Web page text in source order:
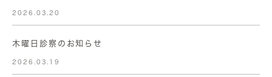
2026.03.20
木曜日診察のお知らせ
2026.03.19